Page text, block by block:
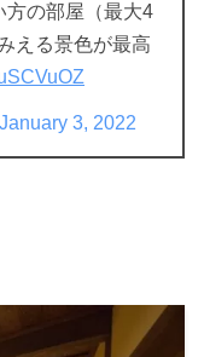
方の部屋（最大4
える景色が最高
January 3, 2022